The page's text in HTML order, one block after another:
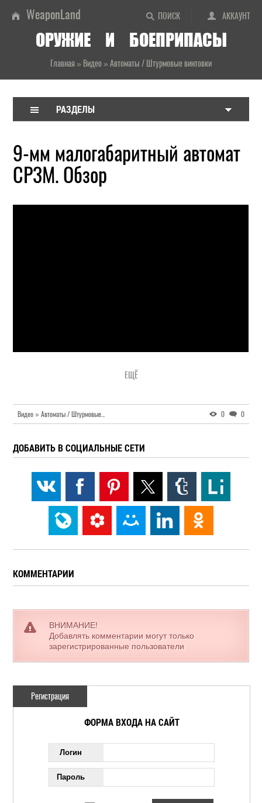
ПОИСК АККАУНТ
WeaponLand
ОРУЖИЕ И БОЕПРИПАСЫ
Главная » Видео » Автоматы / Штурмовые винтовки
РАЗДЕЛЫ
9-мм малогабаритный автомат
СР3М. Обзор
0 0
ДОБАВИТЬ В СОЦИАЛЬНЫЕ СЕТИ
КОММЕНТАРИИ
ВНИМАНИЕ!
Добавлять комментарии могут только
зарегистрированные пользователи
Регистрация
ФОРМА ВХОДА НА САЙТ
Логин
Пароль